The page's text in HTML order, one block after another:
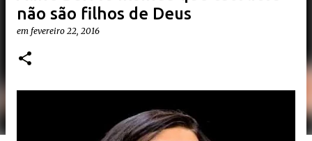
não são filhos de Deus
em fevereiro 22, 2016